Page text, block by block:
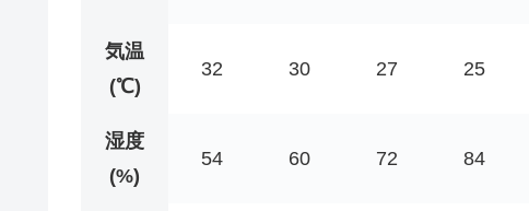
気温
(℃)
32 30 27 25
湿度
(%)
54 60 72 84